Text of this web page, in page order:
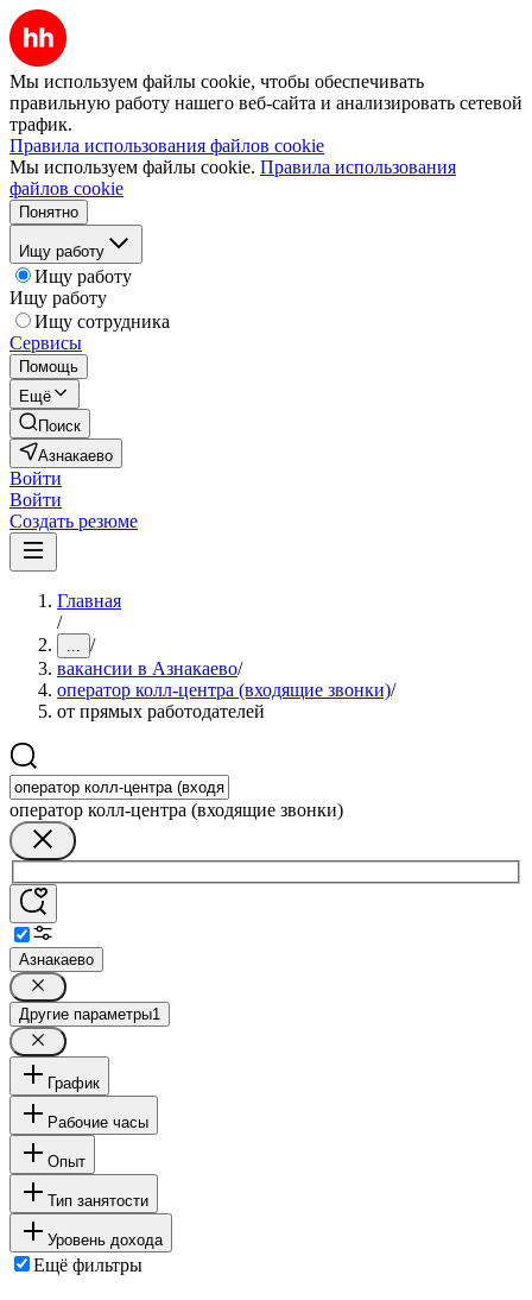
Мы используем файлы cookie, чтобы обеспечивать
правильную работу нашего веб-сайта и анализировать сетевой
трафик.
Правила использования файлов cookie
Мы используем файлы cookie. Правила использования
файлов cookie
Понятно
Ищу работу
Ищу работу
Ищу работу
Ищу сотрудника
Сервисы
Помощь
Ещё
Поиск
Азнакаево
Войти
Войти
Создать резюме
Главная
/
... /
вакансии в Азнакаево/
оператор колл-центра (входящие звонки)/
от прямых работодателей
оператор колл-центра (входящие звонки)
Азнакаево
Другие параметры1
График
Рабочие часы
Опыт
Тип занятости
Уровень дохода
Ещё фильтры